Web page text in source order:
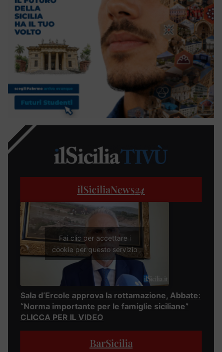
ilSiciliaNews24
Fai clic per accettare i
cookie per questo servizio
Sala d’Ercole approva la rottamazione, Abbate:
“Norma importante per le famiglie siciliane”
CLICCA PER IL VIDEO
BarSicilia